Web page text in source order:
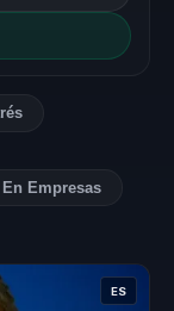
Empresas
ES